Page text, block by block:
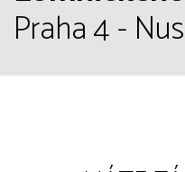
Praha 4 -